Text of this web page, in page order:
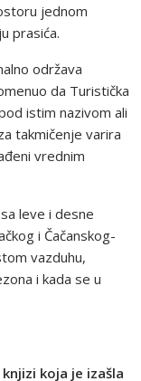
jednom
prasića.
održava
da Turistička
istim nazivom ali
takmičenje varira
vrednim
leve i desne
i Čačanskog-
vazduhu,
i kada se u
koja je izašla